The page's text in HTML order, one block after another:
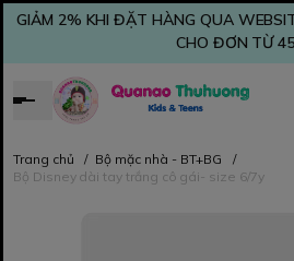
GIẢM 2% KHI ĐẶT HÀNG QUA
CHO ĐƠN TỪ
Trang chủ / Bộ mặc nhà - BT+BG
/
Bộ Disney dài tay trắng cô gái- size 6/7y